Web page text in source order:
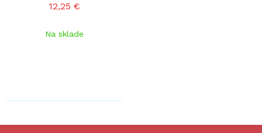
12,25 €
Na sklade